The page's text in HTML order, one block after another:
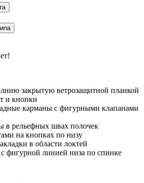
закрытую ветрозащитной планкой
и кнопки
карманы с фигурными клапанами
в рельефных швах полочек
на кнопках по низу
в области локтей
с фигурной линией низа по спинке